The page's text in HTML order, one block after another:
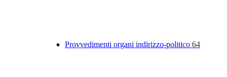
Provvedimenti organi indirizzo-politico 64